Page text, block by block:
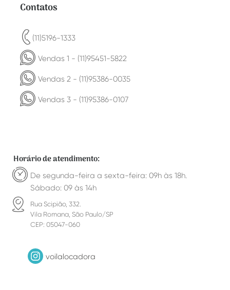
Contatos
(11)5196-1333
Vendas 1 - (11)95451-5822
Vendas 2 - (11)95386-0035
Vendas 3 - (11)95386-0107
Horário de atendimento:
De segunda-feira a sexta-feira: 09h às 18h.
Sábado: 09 às 14h
Rua Scipião, 332.
Vila Romana, São Paulo/SP
CEP: 05047-060
voilalocadora